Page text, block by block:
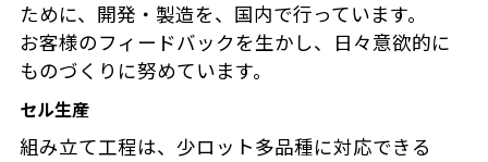
ために、開発・製造を、国内で行っています。
お客様のフィードバックを生かし、日々意欲的に
ものづくりに努めています。
セル生産
組み立て工程は、少ロット多品種に対応できる